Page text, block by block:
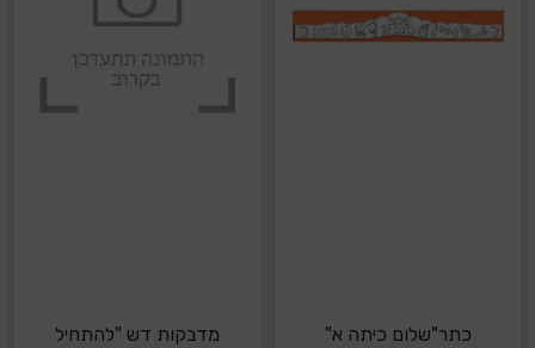
כתר"שלום כיתה א"
מדבקות דש "להתחיל